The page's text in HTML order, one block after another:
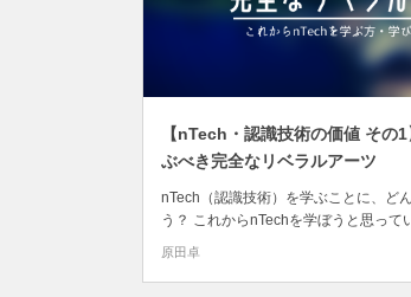
【nTech・認識技術の価値 その
ぶべき完全なリベラルアーツ
nTech（認識技術）を学ぶことに、ど
う？ これからnTechを学ぼうと思って
が気なるところだといます。 nTech講
は、リベラルアーツの観点からnTech
原田卓